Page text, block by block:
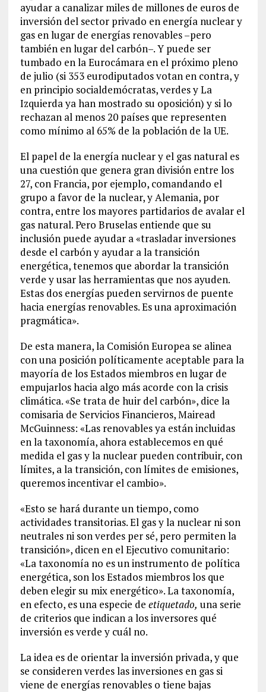
ayudar a canalizar miles de millones de euros de
inversión del sector privado en energía nuclear y
gas en lugar de energías renovables –pero
también en lugar del carbón–. Y puede ser
tumbado en la Eurocámara en el próximo pleno
de julio (si 353 eurodiputados votan en contra, y
en principio socialdemócratas, verdes y La
Izquierda ya han mostrado su oposición) y si lo
rechazan al menos 20 países que representen
como mínimo al 65% de la población de la UE.
El papel de la energía nuclear y el gas natural es
una cuestión que genera gran división entre los
27, con Francia, por ejemplo, comandando el
grupo a favor de la nuclear, y Alemania, por
contra, entre los mayores partidarios de avalar el
gas natural. Pero Bruselas entiende que su
inclusión puede ayudar a «trasladar inversiones
desde el carbón y ayudar a la transición
energética, tenemos que abordar la transición
verde y usar las herramientas que nos ayuden.
Estas dos energías pueden servirnos de puente
hacia energías renovables. Es una aproximación
pragmática».
De esta manera, la Comisión Europea se alinea
con una posición políticamente aceptable para la
mayoría de los Estados miembros en lugar de
empujarlos hacia algo más acorde con la crisis
climática. «Se trata de huir del carbón», dice la
comisaria de Servicios Financieros, Mairead
McGuinness: «Las renovables ya están incluidas
en la taxonomía, ahora establecemos en qué
medida el gas y la nuclear pueden contribuir, con
límites, a la transición, con límites de emisiones,
queremos incentivar el cambio».
«Esto se hará durante un tiempo, como
actividades transitorias. El gas y la nuclear ni son
neutrales ni son verdes per sé, pero permiten la
transición», dicen en el Ejecutivo comunitario:
«La taxonomía no es un instrumento de política
energética, son los Estados miembros los que
deben elegir su mix energético». La taxonomía,
en efecto, es una especie de etiquetado, una serie
de criterios que indican a los inversores qué
inversión es verde y cuál no.
La idea es de orientar la inversión privada, y que
se consideren verdes las inversiones en gas si
viene de energías renovables o tiene bajas